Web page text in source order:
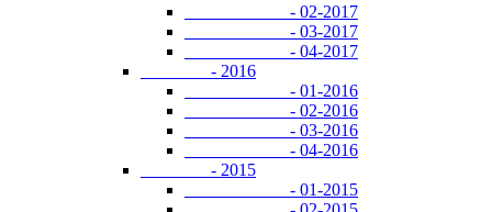
- 02-2017
- 03-2017
- 04-2017
- 2016
- 01-2016
- 02-2016
- 03-2016
- 04-2016
- 2015
- 01-2015